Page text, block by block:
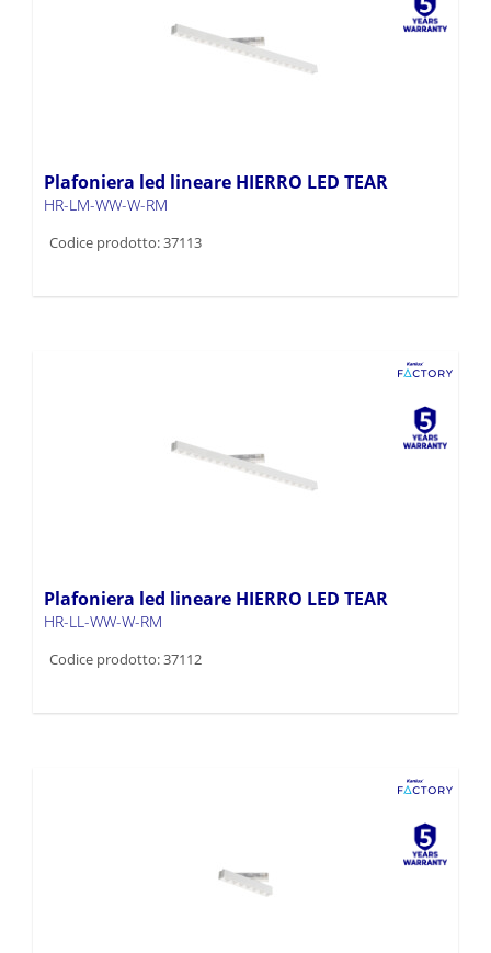
Plafoniera led lineare HIERRO LED TEAR
HR-LM-WW-W-RM
Codice prodotto: 37113
Plafoniera led lineare HIERRO LED TEAR
HR-LL-WW-W-RM
Codice prodotto: 37112